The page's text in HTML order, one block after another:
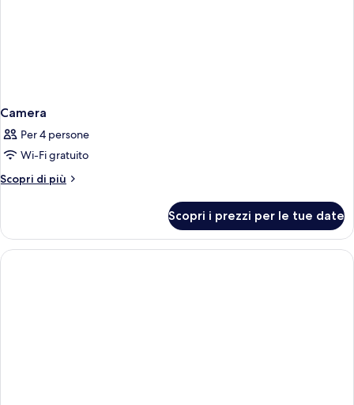
Camera
Per 4 persone
Wi-Fi gratuito
Scopri di più
Altri
Scopri i prezzi per le tue date